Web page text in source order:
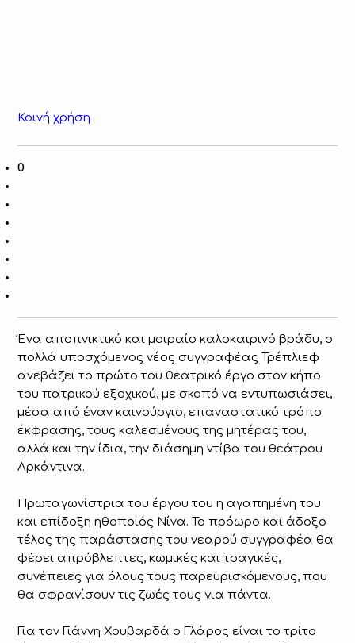
Κοινή χρήση
0
Ένα αποπνικτικό και μοιραίο καλοκαιρινό βράδυ, ο
πολλά υποσχόμενος νέος συγγραφέας Τρέπλιεφ
ανεβάζει το πρώτο του θεατρικό έργο στον κήπο
του πατρικού εξοχικού, με σκοπό να εντυπωσιάσει,
μέσα από έναν καινούργιο, επαναστατικό τρόπο
έκφρασης, τους καλεσμένους της μητέρας του,
αλλά και την ίδια, την διάσημη ντίβα του θεάτρου
Αρκάντινα.
Πρωταγωνίστρια του έργου του η αγαπημένη του
και επίδοξη ηθοποιός Νίνα. Το πρόωρο και άδοξο
τέλος της παράστασης του νεαρού συγγραφέα θα
φέρει απρόβλεπτες, κωμικές και τραγικές,
συνέπειες για όλους τους παρευρισκόμενους, που
θα σφραγίσουν τις ζωές τους για πάντα.
Για τον Γιάννη Χουβαρδά ο Γλάρος είναι το τρίτο